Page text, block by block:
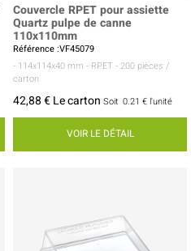
Couvercle RPET pour assiette
Quartz pulpe de canne
110x110mm
Référence :VF45079
- 114x114x40 mm - RPET - 200 pièces /
carton
42,88 € Le carton Soit 0.21 € l'unité
VOIR LE DÉTAIL